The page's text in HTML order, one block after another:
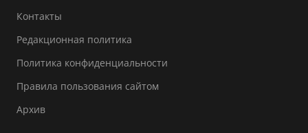
Контакты
Редакционная политика
Политика конфиденциальности
Правила пользования сайтом
Архив